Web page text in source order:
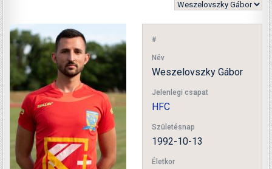
#
Név
Weszelovszky Gábor
Jelenlegi csapat
HFC
Születésnap
1992-10-13
Életkor